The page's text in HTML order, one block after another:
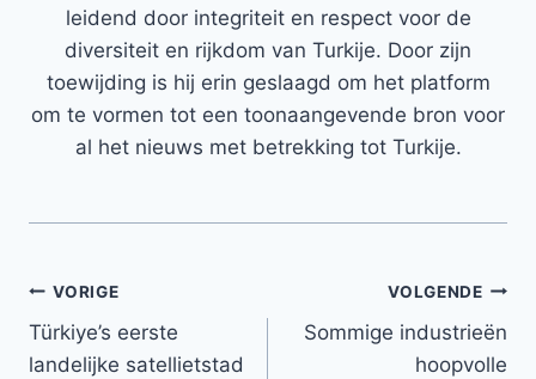
leidend door integriteit en respect voor de
diversiteit en rijkdom van Turkije. Door zijn
toewijding is hij erin geslaagd om het platform
om te vormen tot een toonaangevende bron voor
al het nieuws met betrekking tot Turkije.
Bericht
navigatie
VORIGE
Türkiye’s eerste
landelijke satellietstad
VOLGENDE
Sommige industrieën
hoopvolle